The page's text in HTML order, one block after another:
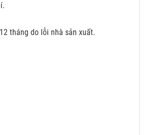
tháng do lỗi nhà sản xuất.